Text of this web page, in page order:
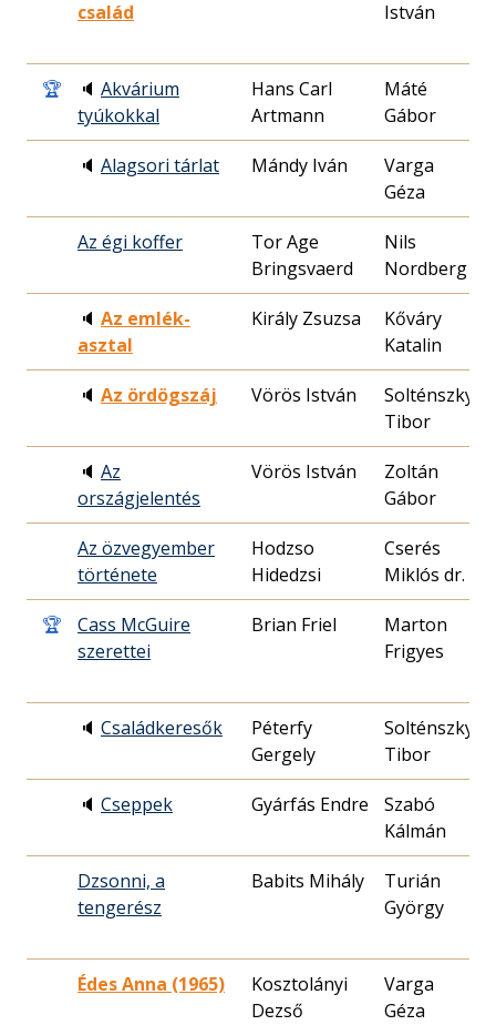
család István
🏆 🔈 Akvárium
tyúkokkal
Hans Carl
Artmann
Máté
Gábor
🔈 Alagsori tárlat Mándy Iván
Varga
Géza
Az égi koffer
Tor Age
Bringsvaerd
Nils
Nordberg
🔈 Az emlék-
asztal
Király Zsuzsa
Kőváry
Katalin
🔈 Az ördögszáj Vörös István
Solténszky
Tibor
🔈 Az
országjelentés
Vörös István
Zoltán
Gábor
Az özvegyember
története
Hodzso
Hidedzsi
Cserés
Miklós dr.
🏆
Cass McGuire
szerettei
Brian Friel
Marton
Frigyes
🔈 Családkeresők
Péterfy
Gergely
Solténszky
Tibor
🔈 Cseppek Gyárfás Endre
Szabó
Kálmán
Dzsonni, a
tengerész
Babits Mihály
Turián
György
Édes Anna (1965)
Kosztolányi
Dezső
Varga
Géza